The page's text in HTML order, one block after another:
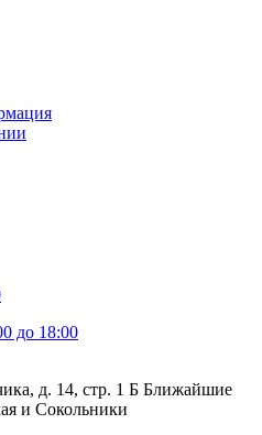
до 18:00
д. 14, стр. 1 Б Ближайшие
и Сокольники